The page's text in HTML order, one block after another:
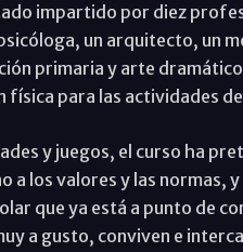
impartido por diez
un arquitecto, un
primaria y arte
física para las actividades
y juegos, el curso ha
a los valores y las normas,
que ya está a punto de
a gusto, conviven e